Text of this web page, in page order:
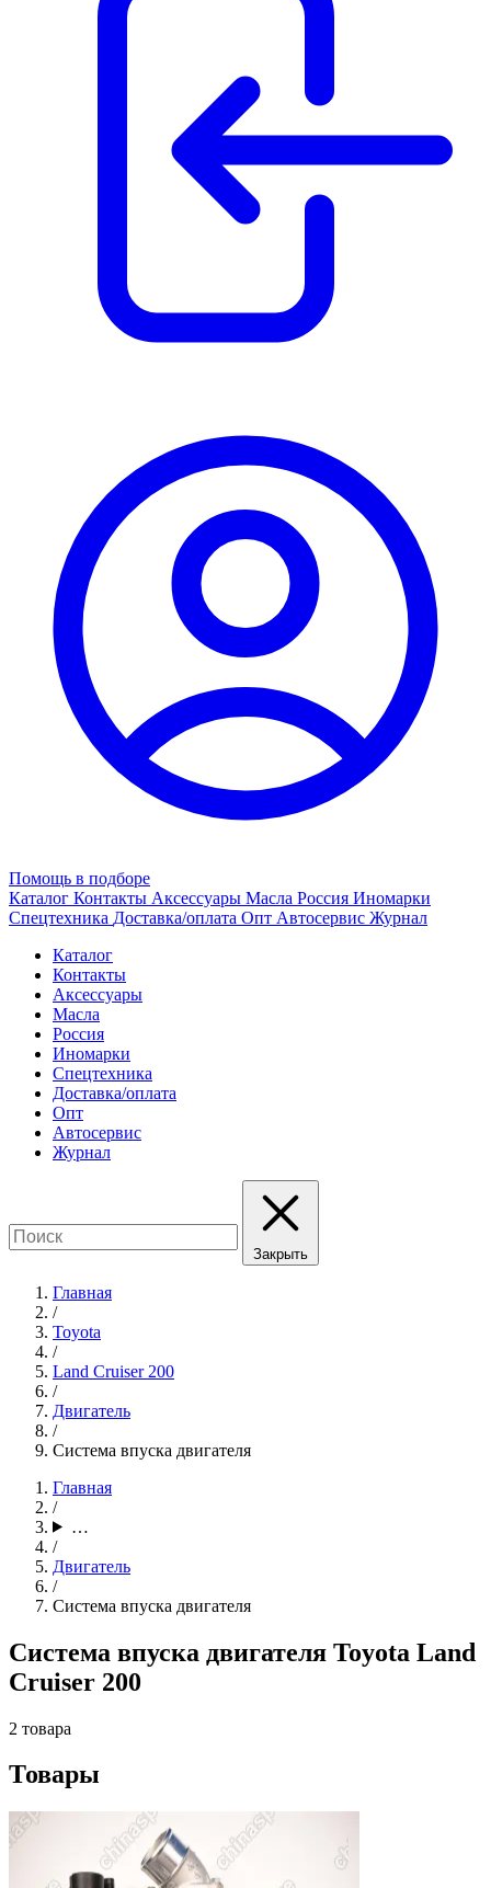
Помощь в подборе
Каталог Контакты Аксессуары Масла Россия Иномарки
Спецтехника Доставка/оплата Опт Автосервис Журнал
Каталог
Контакты
Аксессуары
Масла
Россия
Иномарки
Спецтехника
Доставка/оплата
Опт
Автосервис
Журнал
Закрыть
Главная
/
Toyota
/
Land Cruiser 200
/
Двигатель
/
Система впуска двигателя
Главная
/
…
/
Двигатель
/
Система впуска двигателя
Система впуска двигателя Toyota Land
Cruiser 200
2 товара
Товары